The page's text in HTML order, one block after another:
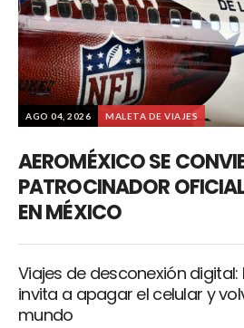
AGO 04, 2026 MALETA DE VIAJES
AEROMÉXICO SE
PATROCINADOR
EN MÉXICO
Viajes de desconexión
invita a apagar el celular y
mundo